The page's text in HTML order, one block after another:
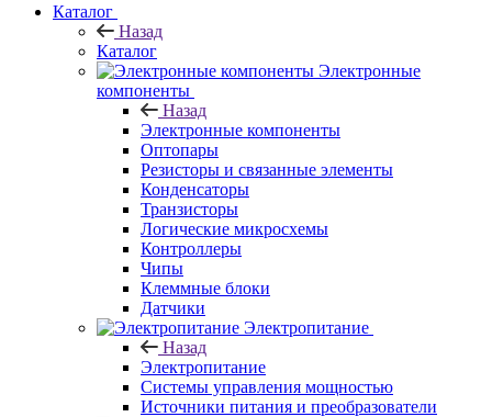
Каталог
Назад
Каталог
Электронные
компоненты
Назад
Электронные компоненты
Оптопары
Резисторы и связанные элементы
Конденсаторы
Транзисторы
Логические микросхемы
Контроллеры
Чипы
Клеммные блоки
Датчики
Электропитание
Назад
Электропитание
Системы управления мощностью
Источники питания и преобразователи